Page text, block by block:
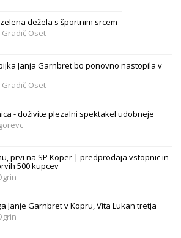
dežela s športnim srcem
Oset
Janja Garnbret bo ponovno nastopila v
Oset
- doživite plezalni spektakel udobneje
prvi na SP Koper | predprodaja vstopnic in
500 kupcev
Janje Garnbret v Kopru, Vita Lukan tretja